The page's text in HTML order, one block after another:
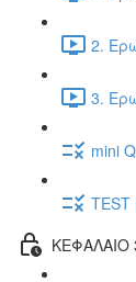
2.
3.
mini
ΚΕΦΑΛΑΙΟ